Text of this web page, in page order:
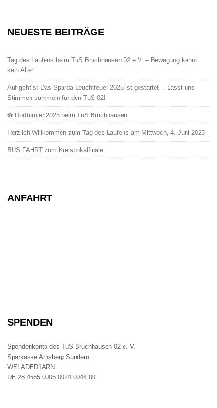
NEUESTE BEITRÄGE
Tag des Laufens beim TuS Bruchhausen 02 e.V. – Bewegung kennt
kein Alter
Auf geht`s! Das Sparda Leuchtfeuer 2025 ist gestartet… Lasst uns
Stimmen sammeln für den TuS 02!
⚽ Dorfturnier 2025 beim TuS Bruchhausen
Herzlich Willkommen zum Tag des Laufens am Mittwoch, 4. Juni 2025
BUS FAHRT zum Kreispokalfinale
ANFAHRT
SPENDEN
Spendenkonto des TuS Bruchhausen 02 e. V.
Sparkasse Arnsberg Sundern
WELADED1ARN
DE 28 4665 0005 0024 0044 00